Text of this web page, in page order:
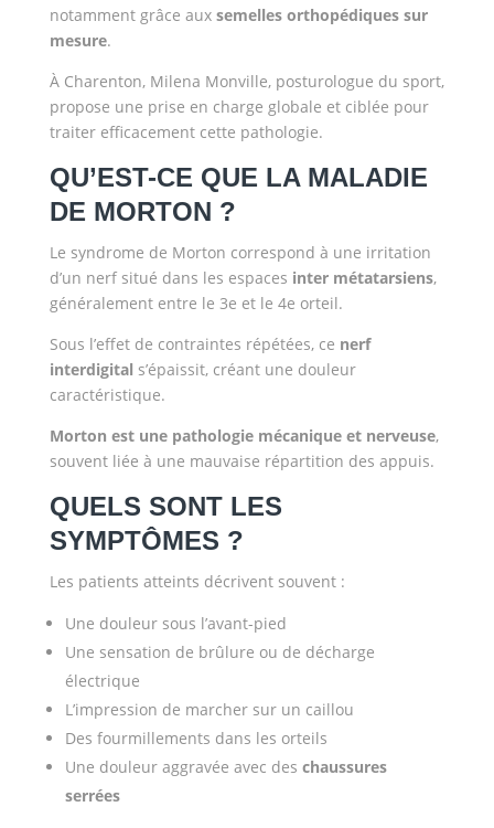
notamment grâce aux semelles orthopédiques sur
mesure.
À Charenton, Milena Monville, posturologue du sport,
propose une prise en charge globale et ciblée pour
traiter efficacement cette pathologie.
QU’EST-CE QUE LA MALADIE
DE MORTON ?
Le syndrome de Morton correspond à une irritation
d’un nerf situé dans les espaces inter métatarsiens,
généralement entre le 3e et le 4e orteil.
Sous l’effet de contraintes répétées, ce nerf
interdigital s’épaissit, créant une douleur
caractéristique.
Morton est une pathologie mécanique et nerveuse,
souvent liée à une mauvaise répartition des appuis.
QUELS SONT LES
SYMPTÔMES ?
Les patients atteints décrivent souvent :
Une douleur sous l’avant-pied
Une sensation de brûlure ou de décharge
électrique
L’impression de marcher sur un caillou
Des fourmillements dans les orteils
Une douleur aggravée avec des chaussures
serrées